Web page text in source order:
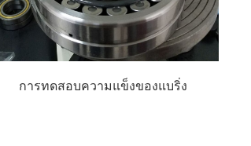
การทดสอบความแข็งของแบริ่ง